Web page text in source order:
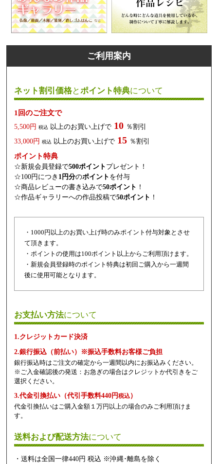
ご利用案内
ネット割引価格とポイント特典について
1回のご注文で
5,500円 税込 以上のお買い上げで 10 ％割引
33,000円 税込 以上のお買い上げで 15 ％割引
ポイント特典
☆新規会員登録で500ポイント プレゼント！
☆100円につき 1円分のポイント を付与
☆商品レビューの書き込みで50ポイント ！
☆作品ギャラリーへの作品投稿で50ポイント ！
・1000円以上のお買い上げ時のみポイント付与対象とさせ
て頂きます。
・ポイントの使用は100ポイント以上からご利用頂けます。
・新規会員登録時のポイント特典は初回ご購入から一週間
後に使用可能となります。
お支払い方法について
1.クレジットカード決済
2.銀行振込（前払い）※振込手数料お客様ご負担
銀行振込時はご注文の確定から一週間以内にお振込みください。
※ご入金確認後の発送：お急ぎの場合はクレジットか代引きをご
選択ください。
3.代金引換払い（代引手数料440円税込）
代金引換払いはご購入金額１万円以上の場合のみご利用頂けま
す。
送料および配送方法について
・送料は全国一律440円 税込 ※沖縄･離島を除く